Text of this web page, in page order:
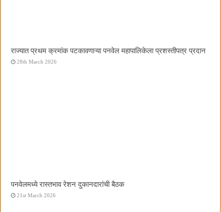
राज्यात प्रथम क्रमांक पटकावणाऱ्या पनवेल महापालिकेला प्रशस्तीपत्र प्रदान
28th March 2026
पनवेलमध्ये रास्तभाव रेशन दुकानदारांची बैठक
21st March 2026